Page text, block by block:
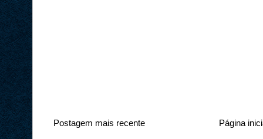
Postagem mais recente Página